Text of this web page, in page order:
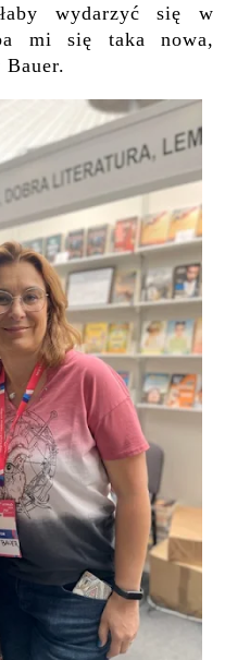
wydarzyć się w
mi się taka nowa,
Bauer.